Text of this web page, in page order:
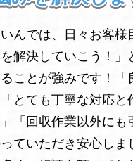
んでは、日々お客様
解決していこう！」
ことが強みです！「
とても丁寧な対応と
「回収作業以外にも
ていただき安心しま